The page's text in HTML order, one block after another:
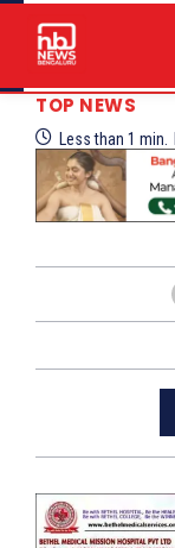
TOP NEWS
Less than 1 min.